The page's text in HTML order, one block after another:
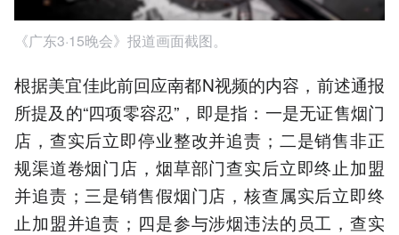
《广东3·15晚会》报道画面截图。
根据美宜佳此前回应南都N视频的内容，前述通报
所提及的“四项零容忍”，即是指：一是无证售烟门
店，查实后立即停业整改并追责；二是销售非正
规渠道卷烟门店，烟草部门查实后立即终止加盟
并追责；三是销售假烟门店，核查属实后立即终
止加盟并追责；四是参与涉烟违法的员工，查实